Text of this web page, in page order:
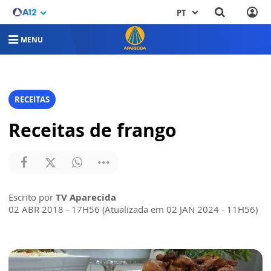
PT
MENU
RECEITAS
Receitas de frango
Escrito por TV Aparecida
02 ABR 2018 - 17H56 (Atualizada em 02 JAN 2024 - 11H56)